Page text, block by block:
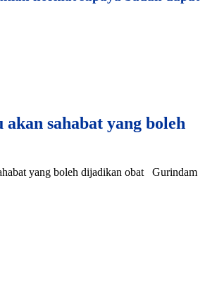
sahabat yang boleh
yang boleh dijadikan obat Gurindam